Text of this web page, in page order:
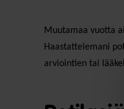
Muutamaa vuotta
Haastattelemani
arviointien tai